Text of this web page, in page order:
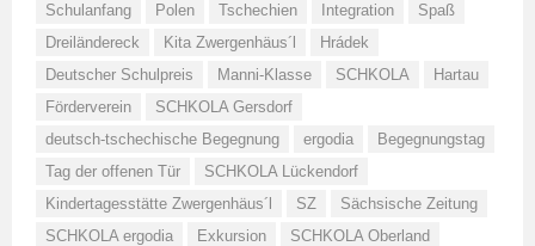
Schulanfang
Polen Tschechien Integration
Spaß
Dreiländereck
Kita Zwergenhäus´l
Hrádek
Deutscher Schulpreis
Manni-Klasse SCHKOLA
Hartau
Förderverein
SCHKOLA Gersdorf
deutsch-tschechische Begegnung
ergodia
Begegnungstag
Tag der offenen Tür
SCHKOLA Lückendorf
Kindertagesstätte Zwergenhäus´l
SZ
Sächsische Zeitung
SCHKOLA ergodia
Exkursion
SCHKOLA Oberland